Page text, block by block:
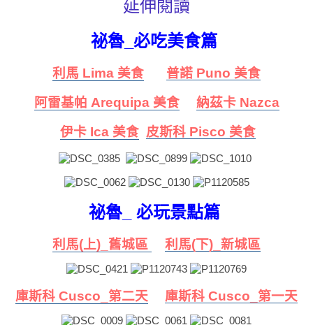
延伸閱讀
祕魯_必吃美食篇
利馬 Lima 美食
普諾 Puno 美食
阿雷基帕 Arequipa 美食
納茲卡 Nazca
伊卡 Ica 美食 皮斯科 Pisco 美食
祕魯_ 必玩景點篇
利馬(上)_舊城區 利馬(下)_新城區
庫斯科 Cusco_第二天 庫斯科 Cusco_第一天